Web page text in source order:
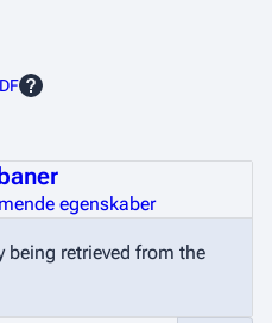
egenskaber
retrieved from the